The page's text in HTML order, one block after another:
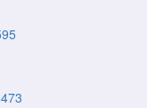
artículo